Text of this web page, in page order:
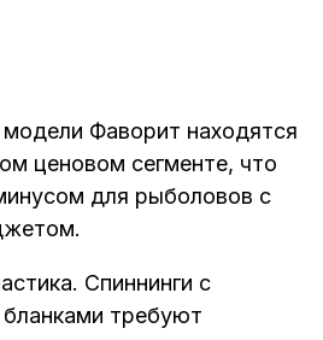
Фаворит находятся
ценовом сегменте, что
для рыболовов с
Спиннинги с
требуют